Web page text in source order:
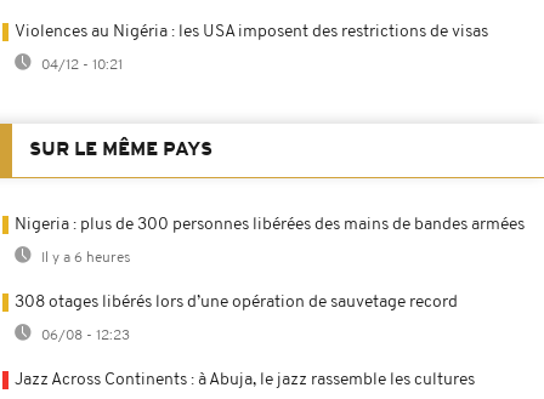
Violences au Nigéria : les USA imposent des restrictions de visas
04/12 - 10:21
SUR LE MÊME PAYS
Nigeria : plus de 300 personnes libérées des mains de bandes armées
Il y a 6 heures
308 otages libérés lors d’une opération de sauvetage record
06/08 - 12:23
Jazz Across Continents : à Abuja, le jazz rassemble les cultures